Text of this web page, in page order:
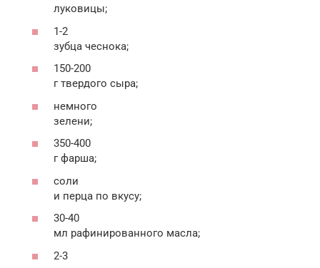
луковицы;
1-2
зубца чеснока;
150-200
г твердого сыра;
немного
зелени;
350-400
г фарша;
соли
и перца по вкусу;
30-40
мл рафинированного масла;
2-3